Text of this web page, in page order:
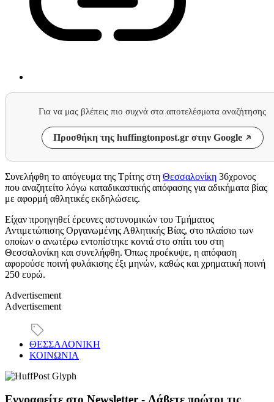
Για να μας βλέπεις πιο συχνά στα αποτελέσματα αναζήτησης
Προσθήκη της huffingtonpost.gr στην Google
Συνελήφθη το απόγευμα της Τρίτης στη Θεσσαλονίκη 36χρονος
που αναζητείτο λόγω καταδικαστικής απόφασης για αδικήματα βίας
με αφορμή αθλητικές εκδηλώσεις.
Είχαν προηγηθεί έρευνες αστυνομικών του Τμήματος
Αντιμετώπισης Οργανωμένης Αθλητικής Βίας, στο πλαίσιο των
οποίων ο ανωτέρω εντοπίστηκε κοντά στο σπίτι του στη
Θεσσαλονίκη και συνελήφθη. Όπως προέκυψε, η απόφαση
αφορούσε ποινή φυλάκισης έξι μηνών, καθώς και χρηματική ποινή
250 ευρώ.
Advertisement
Advertisement
ΘΕΣΣΑΛΟΝΙΚΗ
ΚΟΙΝΩΝΙΑ